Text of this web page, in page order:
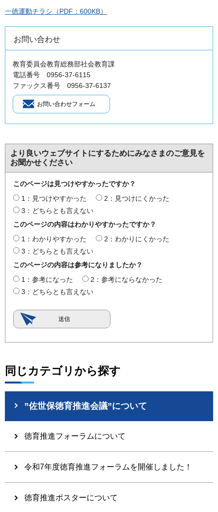
一徳運動チラシ（PDF：600KB）
お問い合わせ
教育委員会教育総務部社会教育課
電話番号 0956-37-6115
ファックス番号 0956-37-6137
より良いウェブサイトにするためにみなさまのご意見を
お聞かせください
このページは見つけやすかったですか？
1：見つけやすかった
2：見つけにくかった
3：どちらとも言えない
このページの内容はわかりやすかったですか？
1：わかりやすかった
2：わかりにくかった
3：どちらとも言えない
このページの内容は参考になりましたか？
1：参考になった
2：参考にならなかった
3：どちらとも言えない
同じカテゴリから探す
”佐世保徳育推進会議”について
徳育推進フォーラムについて
令和7年度徳育推進フォーラムを開催しました！
徳育推進ポスターについて